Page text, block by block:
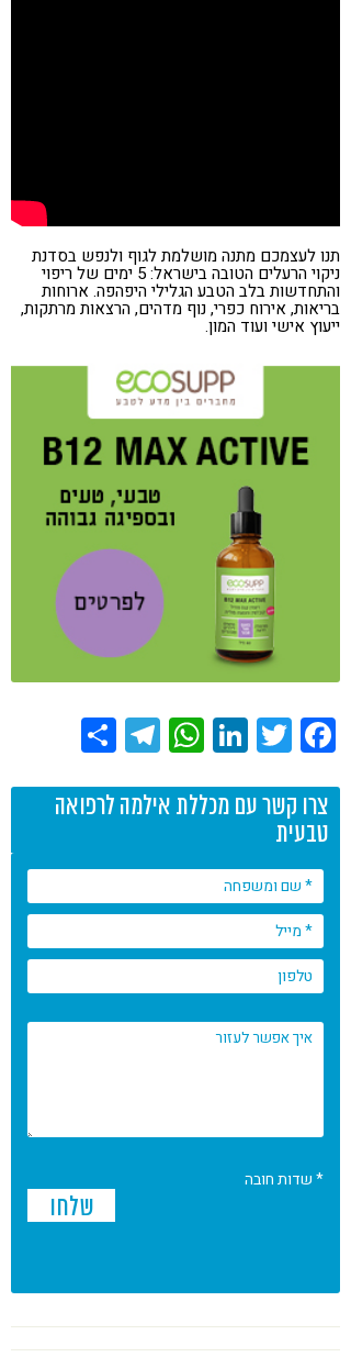
תנו לעצמכם מתנה מושלמת לגוף ולנפש בסדנת
ניקוי הרעלים הטובה בישראל: 5 ימים של ריפוי
והתחדשות בלב הטבע הגלילי היפהפה. ארוחות
בריאות, אירוח כפרי, נוף מדהים, הרצאות מרתקות,
ייעוץ אישי ועוד המון.
Facebook
Twitter
LinkedIn
WhatsApp
Telegram
צרו קשר עם מכללת אילמה לרפואה
טבעית
* שדות חובה